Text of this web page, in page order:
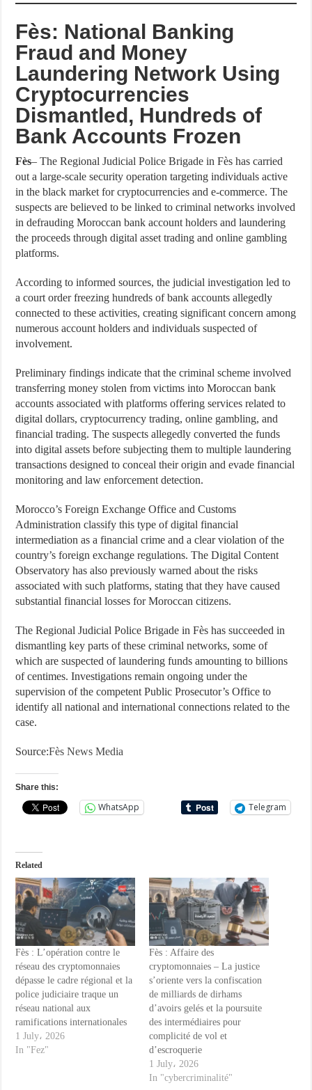
Fès: National Banking
Fraud and Money
Laundering Network Using
Cryptocurrencies
Dismantled, Hundreds of
Bank Accounts Frozen
Fès– The Regional Judicial Police Brigade in Fès has carried
out a large-scale security operation targeting individuals active
in the black market for cryptocurrencies and e-commerce. The
suspects are believed to be linked to criminal networks involved
in defrauding Moroccan bank account holders and laundering
the proceeds through digital asset trading and online gambling
platforms.
According to informed sources, the judicial investigation led to
a court order freezing hundreds of bank accounts allegedly
connected to these activities, creating significant concern among
numerous account holders and individuals suspected of
involvement.
Preliminary findings indicate that the criminal scheme involved
transferring money stolen from victims into Moroccan bank
accounts associated with platforms offering services related to
digital dollars, cryptocurrency trading, online gambling, and
financial trading. The suspects allegedly converted the funds
into digital assets before subjecting them to multiple laundering
transactions designed to conceal their origin and evade financial
monitoring and law enforcement detection.
Morocco’s Foreign Exchange Office and Customs
Administration classify this type of digital financial
intermediation as a financial crime and a clear violation of the
country’s foreign exchange regulations. The Digital Content
Observatory has also previously warned about the risks
associated with such platforms, stating that they have caused
substantial financial losses for Moroccan citizens.
The Regional Judicial Police Brigade in Fès has succeeded in
dismantling key parts of these criminal networks, some of
which are suspected of laundering funds amounting to billions
of centimes. Investigations remain ongoing under the
supervision of the competent Public Prosecutor’s Office to
identify all national and international connections related to the
case.
Source:Fès News Media
Share this:
WhatsApp Telegram
Related
Fès : L’opération contre le
réseau des cryptomonnaies
dépasse le cadre régional et la
police judiciaire traque un
réseau national aux
ramifications internationales
1 July، 2026
In "Fez"
Fès : Affaire des
cryptomonnaies – La justice
s’oriente vers la confiscation
de milliards de dirhams
d’avoirs gelés et la poursuite
des intermédiaires pour
complicité de vol et
d’escroquerie
1 July، 2026
In "cybercriminalité"